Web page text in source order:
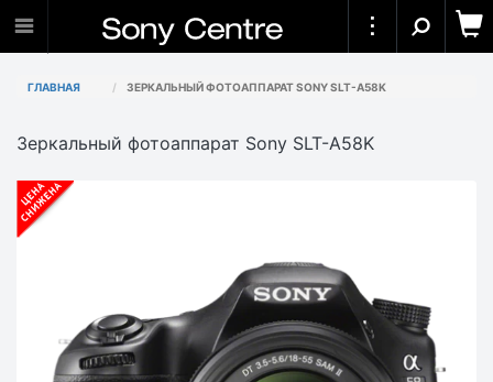
ГЛАВНАЯ ЗЕРКАЛЬНЫЙ ФОТОАППАРАТ SONY SLT-A58K
Зеркальный фотоаппарат Sony SLT-A58K